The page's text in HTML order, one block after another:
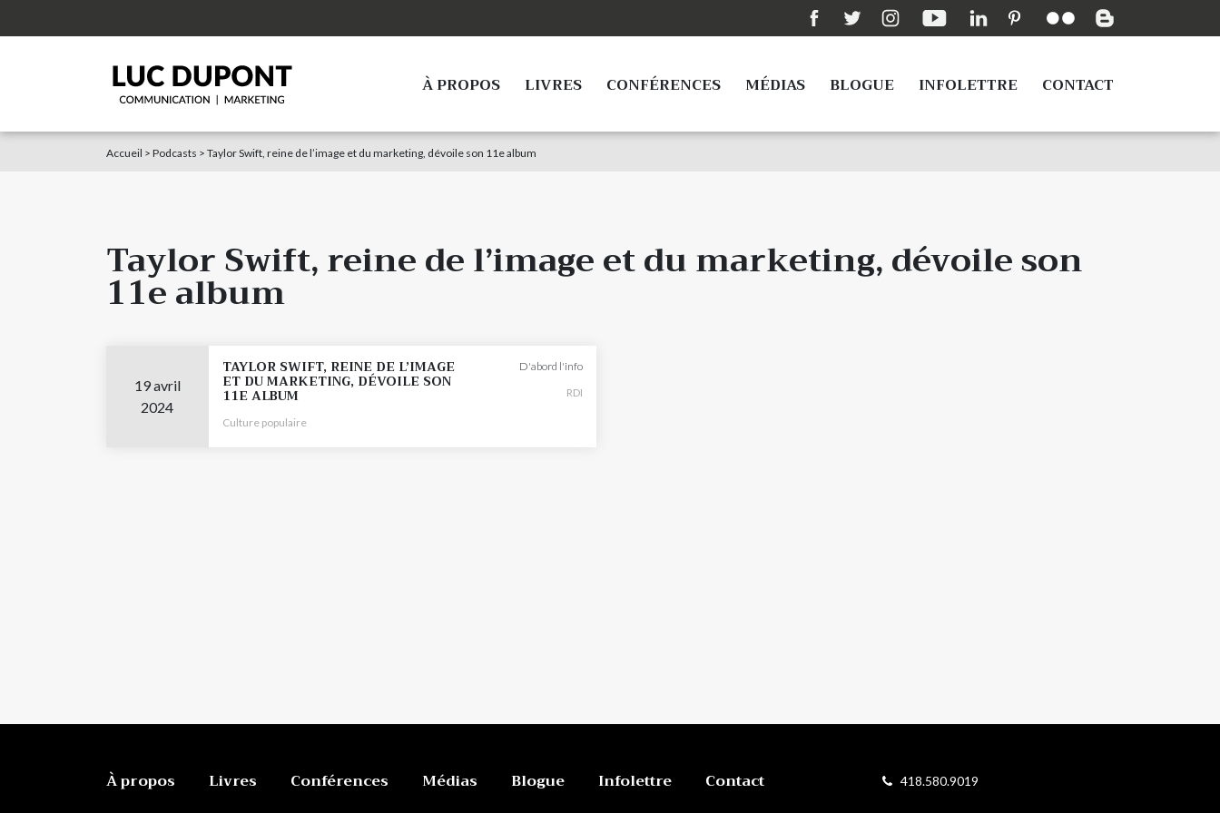
À PROPOS LIVRES CONFÉRENCES MÉDIAS BLOGUE INFOLETTRE CONTACT
Accueil > Podcasts > Taylor Swift, reine de l’image et du marketing, dévoile son 11e album
Taylor Swift, reine de l’image et du marketing, dévoile son
11e album
19 avril
2024
TAYLOR SWIFT, REINE DE L’IMAGE
ET DU MARKETING, DÉVOILE SON
11E ALBUM
Culture populaire
D'abord l'info
RDI
À propos Livres Conférences Médias Blogue Infolettre Contact 418.580.9019